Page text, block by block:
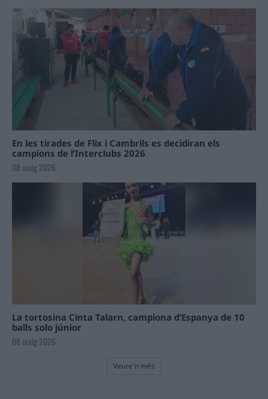
En les tirades de Flix i Cambrils es decidiran els
campions de l’Interclubs 2026
08 maig 2026
La tortosina Cinta Talarn, campiona d’Espanya de 10
balls solo júnior
08 maig 2026
Veure'n més